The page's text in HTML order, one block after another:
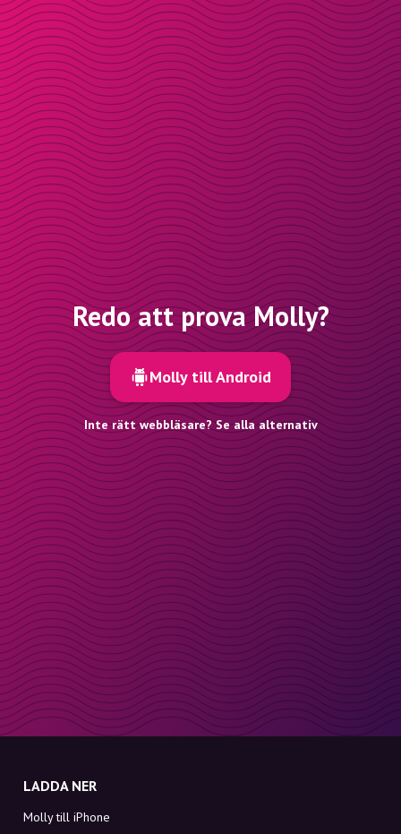
Redo att prova Molly?
Molly till Android
Inte rätt webbläsare? Se alla alternativ
LADDA NER
Molly till iPhone